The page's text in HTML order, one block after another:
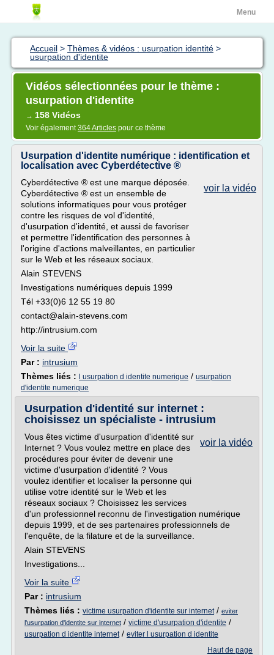
Menu
Accueil > Thèmes & vidéos : usurpation identité >
usurpation d'identite
Vidéos sélectionnées pour le thème :
usurpation d'identite
→ 158 Vidéos
Voir également364 Articles pour ce thème
Usurpation d'identite numérique : identification et
localisation avec Cyberdétective ®
voir la vidéo
Cyberdétective ® est une marque déposée.
Cyberdétective ® est un ensemble de
solutions informatiques pour vous protéger
contre les risques de vol d'identité,
d'usurpation d'identité, et aussi de favoriser
et permettre l'identification des personnes à
l'origine d'actions malveillantes, en particulier
sur le Web et les réseaux sociaux.
Alain STEVENS
Investigations numériques depuis 1999
Tél +33(0)6 12 55 19 80
contact@alain-stevens.com
http://intrusium.com
Voir la suite
Par : intrusium
Thèmes liés :
l usurpation d identite numerique / usurpation
d'identite numerique
Usurpation d'identité sur internet :
choisissez un spécialiste - intrusium
voir la vidéo
Vous êtes victime d'usurpation d'identité sur
Internet ? Vous voulez mettre en place des
procédures pour éviter de devenir une
victime d'usurpation d'identité ? Vous
voulez identifier et localiser la personne qui
utilise votre identité sur le Web et les
réseaux sociaux ? Choisissez les services
d'un professionnel reconnu de l'investigation numérique
depuis 1999, et de ses partenaires professionnels de
l'enquête, de la filature et de la surveillance.
Alain STEVENS
Investigations...
Voir la suite
Par : intrusium
Thèmes liés : victime usurpation d'identite sur internet/ eviter
l'usurpation d'identite sur internet / victime d'usurpation d'identite /
usurpation d identite internet/ eviter l usurpation d identite
Haut de page